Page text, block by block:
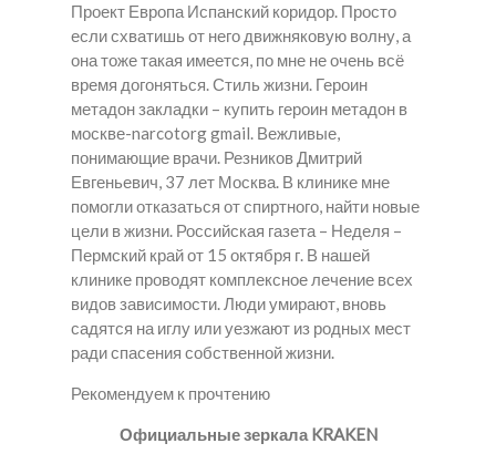
Проект Европа Испанский коридор. Просто
если схватишь от него движняковую волну, а
она тоже такая имеется, по мне не очень всё
время догоняться. Стиль жизни. Героин
метадон закладки – купить героин метадон в
москве-narcotorg gmail. Вежливые,
понимающие врачи. Резников Дмитрий
Евгеньевич, 37 лет Москва. В клинике мне
помогли отказаться от спиртного, найти новые
цели в жизни. Российская газета – Неделя –
Пермский край от 15 октября г. В нашей
клинике проводят комплексное лечение всех
видов зависимости. Люди умирают, вновь
садятся на иглу или уезжают из родных мест
ради спасения собственной жизни.
Рекомендуем к прочтению
Официальные зеркала KRAKEN